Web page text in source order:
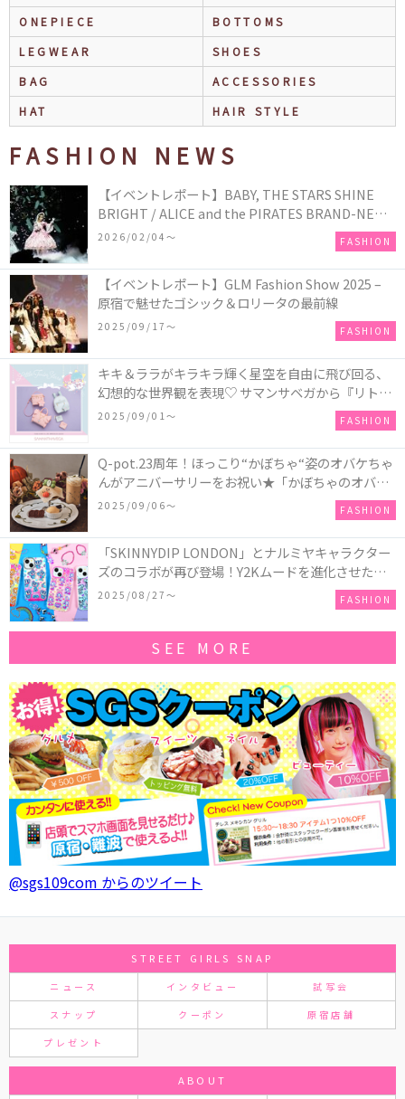
ONEPIECE
BOTTOMS
LEGWEAR
SHOES
BAG
ACCESSORIES
HAT
HAIR STYLE
FASHION NEWS
【イベントレポート】BABY, THE STARS SHINE
BRIGHT / ALICE and the PIRATES BRAND-NEW
COLLECTION in TOKYO
2026/02/04〜 FASHION
【イベントレポート】GLM Fashion Show 2025 –
原宿で魅せたゴシック＆ロリータの最前線
2025/09/17〜 FASHION
キキ＆ララがキラキラ輝く星空を自由に飛び回る、
幻想的な世界観を表現♡ サマンサベガから『リトル
ツインスターズ』50周年アニバーサリーイヤー』を
2025/09/01〜 FASHION
Q-pot.23周年！ほっこり“かぼちゃ“姿のオバケちゃ
んがアニバーサリーをお祝い★「かぼちゃのオバケ
ーキアクセサリー」が新発売！Q-pot CAFE.では
「かぼちゃのオバケーキプレート」も登場
2025/09/06〜 FASHION
「SKINNYDIP LONDON」とナルミヤキャラクター
ズのコラボが再び登場！Y2Kムードを進化させた新
作コレクションを発売♪
2025/08/27〜 FASHION
SEE MORE
@sgs109com からのツイート
STREET GIRLS SNAP
ニュース インタビュー 試写会
スナップ クーポン 原宿店舗
プレゼント
ABOUT